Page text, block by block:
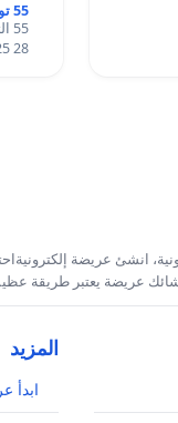
55 توقيع
55 التوقيعات / 12 أشهر
28 Sep 2025
انشئ عريضة
عريضة يعتبر طريقة
المزيد
ابدأ